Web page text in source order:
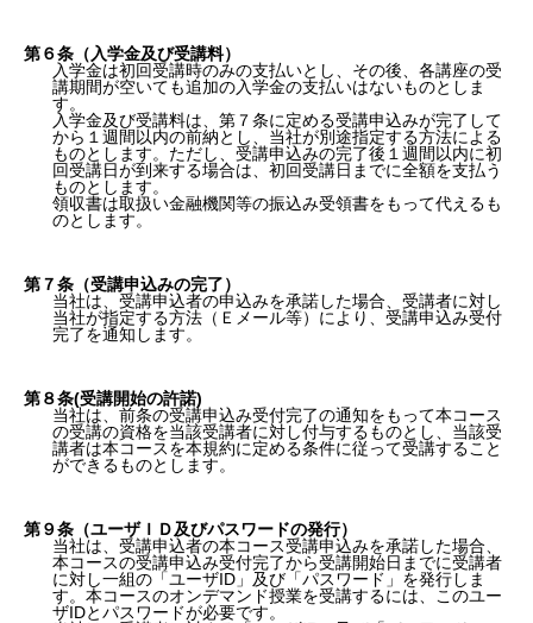
第６条（入学金及び受講料）
入学金は初回受講時のみの支払いとし、その後、各講座の受
講期間が空いても追加の入学金の支払いはないものとしま
す。
入学金及び受講料は、第７条に定める受講申込みが完了して
から１週間以内の前納とし、当社が別途指定する方法による
ものとします。ただし、受講申込みの完了後１週間以内に初
回受講日が到来する場合は、初回受講日までに全額を支払う
ものとします。
領収書は取扱い金融機関等の振込み受領書をもって代えるも
のとします。
第７条（受講申込みの完了）
当社は、受講申込者の申込みを承諾した場合、受講者に対し
当社が指定する方法（Ｅメール等）により、受講申込み受付
完了を通知します。
第８条(受講開始の許諾)
当社は、前条の受講申込み受付完了の通知をもって本コース
の受講の資格を当該受講者に対し付与するものとし、当該受
講者は本コースを本規約に定める条件に従って受講すること
ができるものとします。
第９条（ユーザＩＤ及びパスワードの発行）
当社は、受講申込者の本コース受講申込みを承諾した場合、
本コースの受講申込み受付完了から受講開始日までに受講者
に対し一組の「ユーザID」及び「パスワード」を発行しま
す。本コースのオンデマンド授業を受講するには、このユー
ザIDとパスワードが必要です。